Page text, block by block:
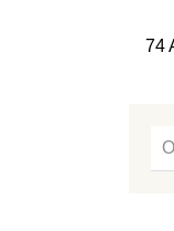
74